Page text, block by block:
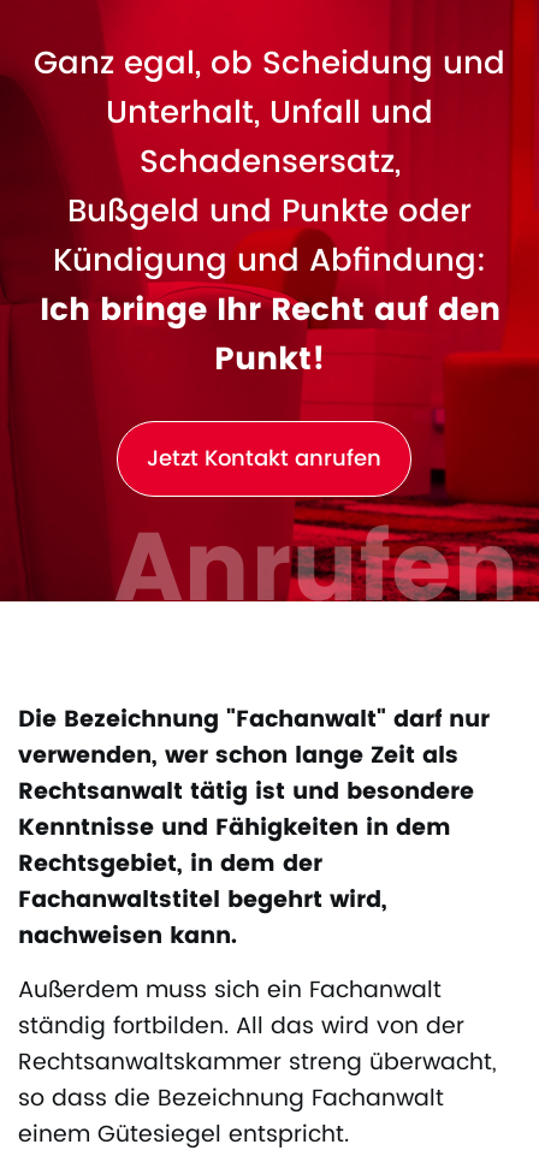
Ganz egal, ob Scheidung und
Unterhalt, Unfall und
Schadensersatz,
Bußgeld und Punkte oder
Kündigung und Abfindung:
Ich bringe Ihr Recht auf den
Punkt!
Jetzt Kontakt anrufen
Anrufen
Die Bezeichnung "Fachanwalt" darf nur
verwenden, wer schon lange Zeit als
Rechtsanwalt tätig ist und besondere
Kenntnisse und Fähigkeiten in dem
Rechtsgebiet, in dem der
Fachanwaltstitel begehrt wird,
nachweisen kann.
Außerdem muss sich ein Fachanwalt
ständig fortbilden. All das wird von der
Rechtsanwaltskammer streng überwacht,
so dass die Bezeichnung Fachanwalt
einem Gütesiegel entspricht.